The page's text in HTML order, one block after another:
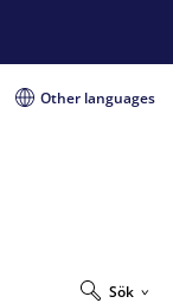
Other languages
Sök